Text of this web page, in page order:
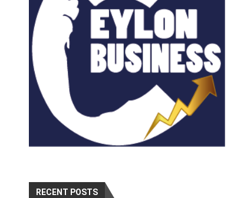
RECENT POSTS